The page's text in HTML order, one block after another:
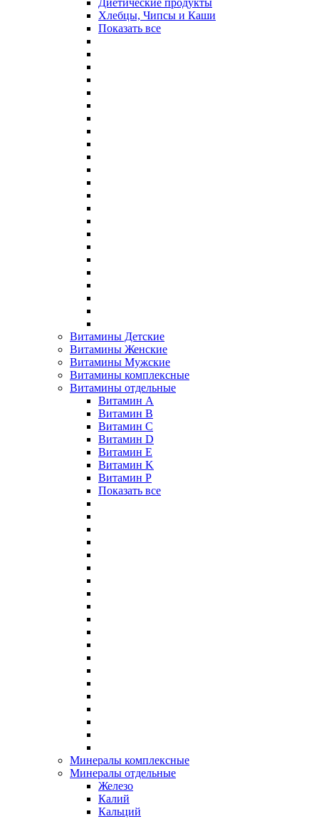
Хлебцы, Чипсы и Каши
Показать все
Витамины Детские
Витамины Женские
Витамины Мужские
Витамины комплексные
Витамины отдельные
Витамин A
Витамин B
Витамин C
Витамин D
Витамин E
Витамин K
Витамин P
Показать все
Минералы комплексные
Минералы отдельные
Железо
Калий
Кальций